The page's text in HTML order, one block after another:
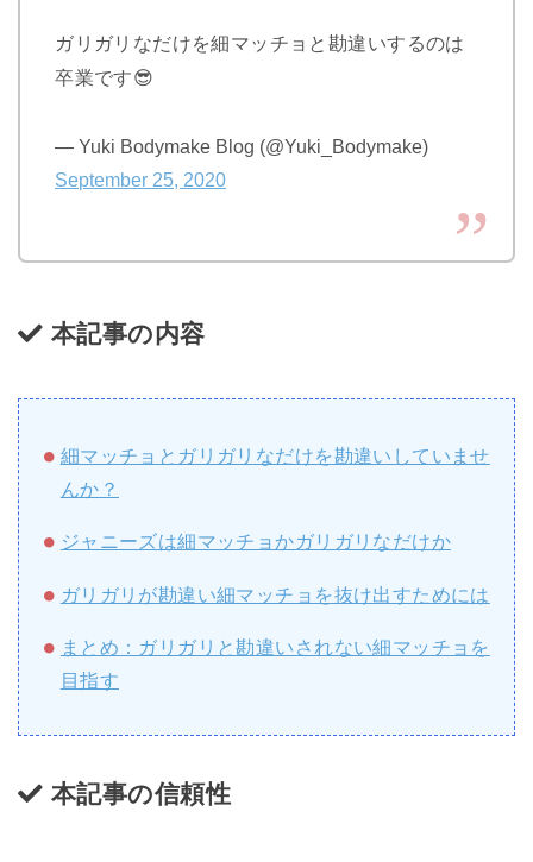
ガリガリなだけを細マッチョと勘違いするのは
卒業です😎
— Yuki Bodymake Blog (@Yuki_Bodymake)
September 25, 2020
本記事の内容
細マッチョとガリガリなだけを勘違いしていませ
んか？
ジャニーズは細マッチョかガリガリなだけか
ガリガリが勘違い細マッチョを抜け出すためには
まとめ：ガリガリと勘違いされない細マッチョを
目指す
本記事の信頼性